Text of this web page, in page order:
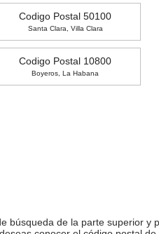
Codigo Postal 50100
Santa Clara, Villa Clara
Codigo Postal 10800
Boyeros, La Habana
de la parte superior y